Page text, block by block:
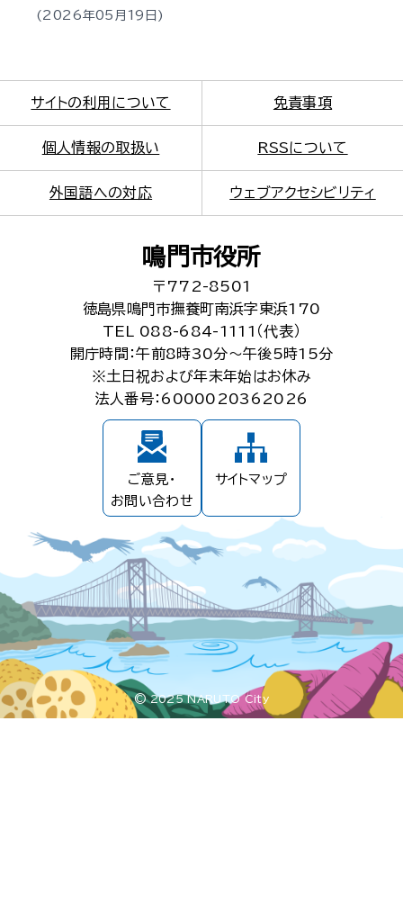
2026年05月19日
サイトの利用について 免責事項
個人情報の取扱い RSSについて
外国語への対応 ウェブアクセシビリティ
鳴門市役所
〒772-8501
徳島県鳴門市撫養町南浜字東浜170
TEL 088-684-1111（代表）
開庁時間：午前8時30分～午後5時15分
※土日祝および年末年始はお休み
法人番号：6000020362026
ご意見・
お問い合わせ
サイトマップ
© 2025 NARUTO City